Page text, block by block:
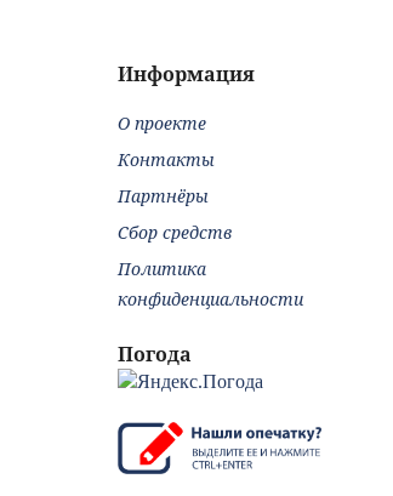
Информация
О проекте
Контакты
Партнёры
Сбор средств
Политика
конфиденциальности
Погода